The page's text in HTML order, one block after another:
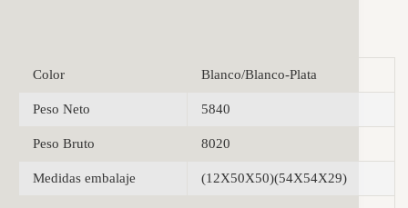
Color Blanco/Blanco-Plata
Peso Neto 5840
Peso Bruto 8020
Medidas embalaje (12X50X50)(54X54X29)